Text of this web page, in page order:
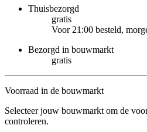
Thuisbezorgd
gratis
Voor 21:00 besteld,
Bezorgd in bouwmarkt
gratis
Voorraad in de bouwmarkt
Selecteer jouw bouwmarkt om de
controleren.